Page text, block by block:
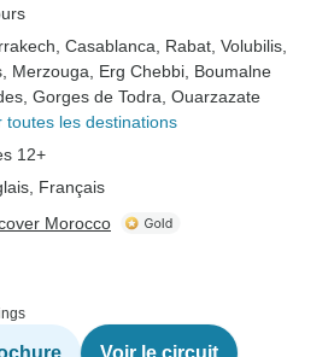
, Casablanca , Rabat , Volubilis
, Merzouga , Erg Chebbi , Boumalne
, Gorges de Todra , Ouarzazate
toutes les destinations
12+
Français
Morocco
Voir le circuit